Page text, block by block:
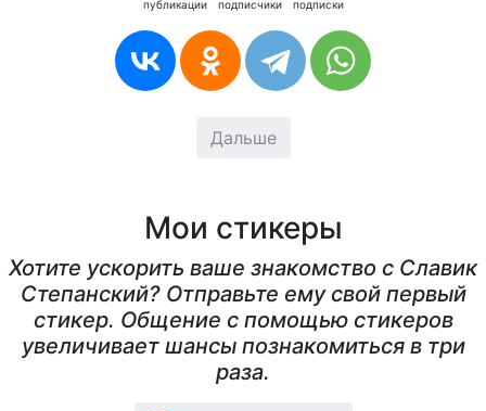
публикации подписчики подписки
Дальше
Мои стикеры
Хотите ускорить ваше знакомство с Славик
Степанский? Отправьте ему свой первый
стикер. Общение с помощью стикеров
увеличивает шансы познакомиться в три
раза.